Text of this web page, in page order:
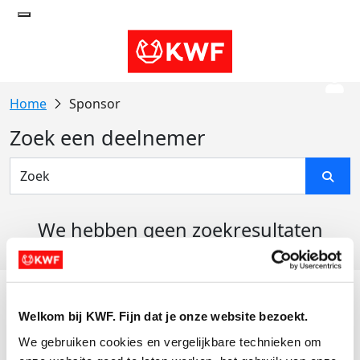
Welkom bij KWF. Fijn dat je onze website bezoekt.
We gebruiken cookies en vergelijkbare technieken om
Sponsor
Zoek een deelnemer
We hebben geen zoekresultaten
Actiematerialen
Evenementen